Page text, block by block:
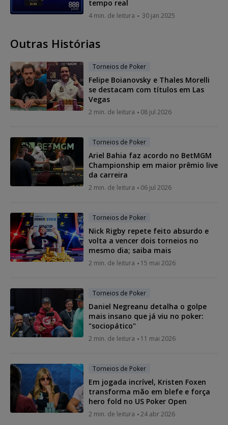
tempo real
4 min. de leitura 30 jan 2025
Outras Histórias
Torneios de Poker
Felipe Boianovsky e Thales Morelli
se destacam com títulos em Las
Vegas
2 min. de leitura 08 jul 2026
Torneios de Poker
Ariel Bahia faz acordo no BetMGM
Championship em maior prêmio live
da carreira
2 min. de leitura 06 jul 2026
Torneios de Poker
Nick Rigby repete feito absurdo e
volta a vencer dois torneios no
mesmo dia; saiba mais
2 min. de leitura 15 mai 2026
Torneios de Poker
Daniel Negreanu detalha o golpe
mais insano que já viu no poker:
"sociopático"
2 min. de leitura 11 mai 2026
Torneios de Poker
Em jogada incrível, Kristen Foxen
transforma mão em blefe e força
hero fold no US Poker Open
2 min. de leitura 24 abr 2026